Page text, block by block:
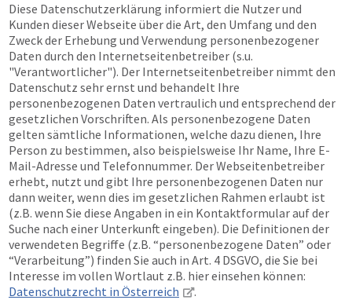
Diese Datenschutzerklärung informiert die Nutzer und
Kunden dieser Webseite über die Art, den Umfang und den
Zweck der Erhebung und Verwendung personenbezogener
Daten durch den Internetseitenbetreiber (s.u.
"Verantwortlicher"). Der Internetseitenbetreiber nimmt den
Datenschutz sehr ernst und behandelt Ihre
personenbezogenen Daten vertraulich und entsprechend der
gesetzlichen Vorschriften. Als personenbezogene Daten
gelten sämtliche Informationen, welche dazu dienen, Ihre
Person zu bestimmen, also beispielsweise Ihr Name, Ihre E-
Mail-Adresse und Telefonnummer. Der Webseitenbetreiber
erhebt, nutzt und gibt Ihre personenbezogenen Daten nur
dann weiter, wenn dies im gesetzlichen Rahmen erlaubt ist
(z.B. wenn Sie diese Angaben in ein Kontaktformular auf der
Suche nach einer Unterkunft eingeben). Die Definitionen der
verwendeten Begriffe (z.B. “personenbezogene Daten” oder
“Verarbeitung”) finden Sie auch in Art. 4 DSGVO, die Sie bei
Interesse im vollen Wortlaut z.B. hier einsehen können:
Datenschutzrecht in Österreich
.